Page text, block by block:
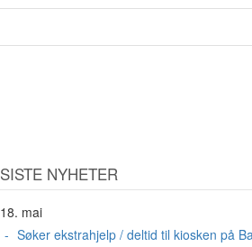
SISTE NYHETER
18. mai
Søker ekstrahjelp / deltid til kiosken på